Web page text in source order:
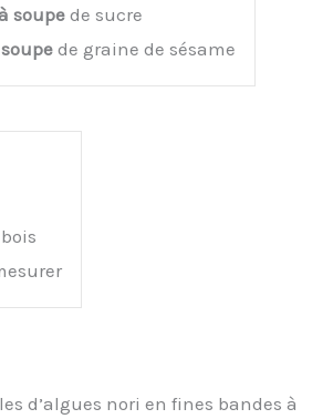
soupe de sucre
de graine de sésame
d’algues nori en fines bandes à